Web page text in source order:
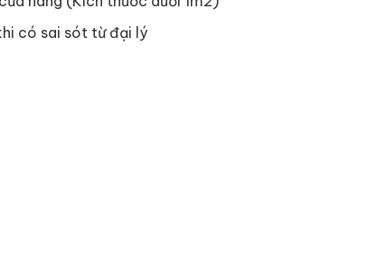
có sai sót từ đại lý